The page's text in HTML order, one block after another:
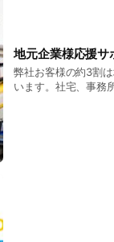
地元企業様応援サ
弊社お客様の約3割
います。社宅、事務